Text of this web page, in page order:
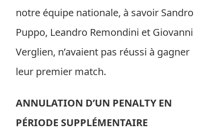
notre équipe nationale, à savoir Sandro
Puppo, Leandro Remondini et Giovanni
Verglien, n’avaient pas réussi à gagner
leur premier match.
ANNULATION D’UN PENALTY EN
PÉRIODE SUPPLÉMENTAIRE